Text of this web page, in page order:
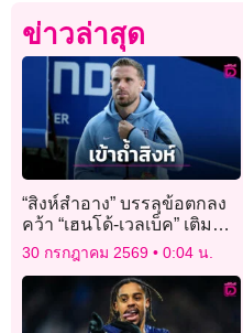
ข่าวล่าสุด
“สิงห์สำอาง” บรรลุข้อตกลง
คว้า “เฮนโด้-เวลเบ็ค” เติม
ความเก๋า
30 กรกฎาคม 2569 0:04 น.